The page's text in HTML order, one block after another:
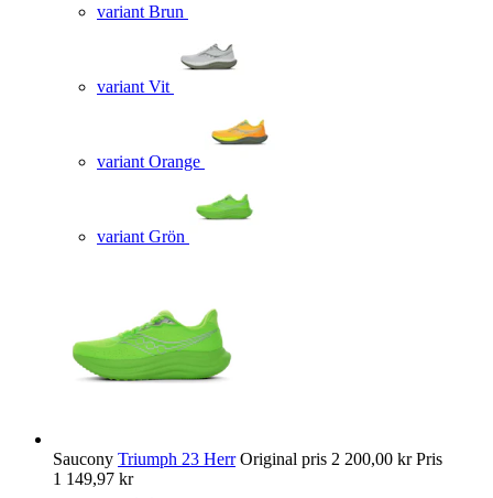
variant Brun
variant Vit
variant Orange
variant Grön
Saucony Triumph 23 Herr Original pris 2 200,00 kr Pris
1 149,97 kr